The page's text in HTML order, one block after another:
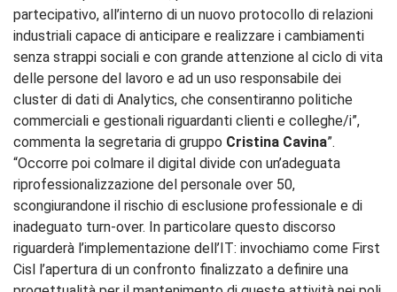
partecipativo, all’interno di un nuovo protocollo di relazioni
industriali capace di anticipare e realizzare i cambiamenti
senza strappi sociali e con grande attenzione al ciclo di vita
delle persone del lavoro e ad un uso responsabile dei
cluster di dati di Analytics, che consentiranno politiche
commerciali e gestionali riguardanti clienti e colleghe/i”,
commenta la segretaria di gruppo Cristina Cavina”.
“Occorre poi colmare il digital divide con un’adeguata
riprofessionalizzazione del personale over 50,
scongiurandone il rischio di esclusione professionale e di
inadeguato turn-over. In particolare questo discorso
riguarderà l’implementazione dell’IT: invochiamo come First
Cisl l’apertura di un confronto finalizzato a definire una